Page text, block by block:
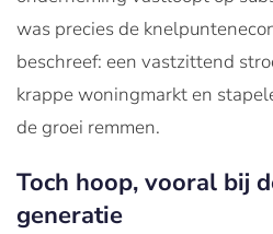
was precies de
beschreef: een vastzittend
krappe woningmarkt en
de groei remmen.
Toch hoop, vooral bij
generatie